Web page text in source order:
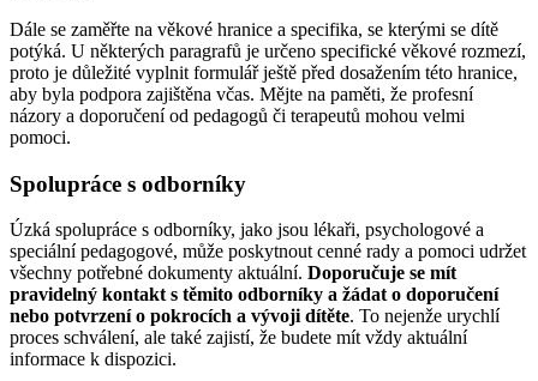
Dále se zaměřte na věkové hranice a specifika, se kterými se dítě
potýká. U některých paragrafů je určeno specifické věkové rozmezí,
proto je důležité vyplnit formulář ještě před dosažením této hranice,
aby byla podpora zajištěna včas. Mějte na paměti, že profesní
názory a doporučení od pedagogů či terapeutů mohou velmi
pomoci.
Spolupráce s odborníky
Úzká spolupráce s odborníky, jako jsou lékaři, psychologové a
speciální pedagogové, může poskytnout cenné rady a pomoci udržet
všechny potřebné dokumenty aktuální. Doporučuje se mít
pravidelný kontakt s těmito odborníky a žádat o doporučení
nebo potvrzení o pokrocích a vývoji dítěte. To nejenže urychlí
proces schválení, ale také zajistí, že budete mít vždy aktuální
informace k dispozici.